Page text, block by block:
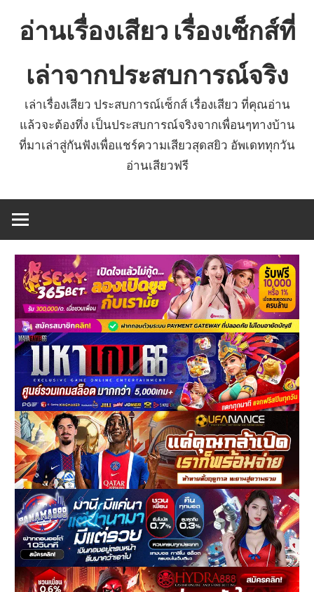
อ่านเรื่องเสียว เรื่องเซ็กส์ที่
เล่าจากประสบการณ์จริง
เล่าเรื่องเสียว ประสบการณ์เซ็กส์ เรื่องเสียว ที่คุณอ่าน
แล้วจะต้องทึ่ง เป็นประสบการณ์จริงจากเพื่อนๆทางบ้าน
ที่มาเล่าสู่กันฟังเพื่อแชร์ความเสียวสุดสยิว อัพเดททุกวัน
อ่านเสียวฟรี